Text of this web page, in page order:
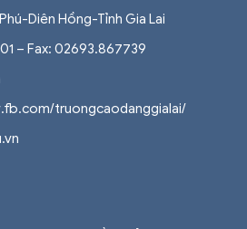
Diên Hồng-Tỉnh Gia Lai
– Fax: 02693.867739
truongcaodanggialai/